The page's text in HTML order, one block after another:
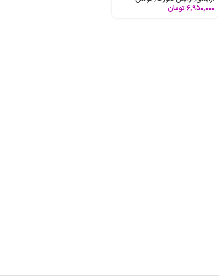
۶,۹۵۰,۰۰۰تومان